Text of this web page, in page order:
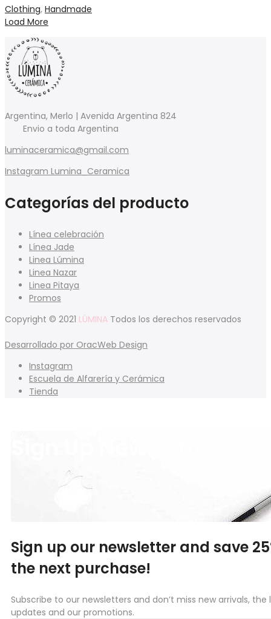
Clothing, Handmade
Load More
Argentina, Merlo | Avenida Argentina 824
Envio a toda Argentina
luminaceramica@gmail.com
Instagram Lumina_Ceramica
Categorías del producto
Línea celebración
Línea Jade
Linea Lúmina
Linea Nazar
Linea Pitaya
Promos
Copyright © 2021 LÚMINA Todos los derechos reservados
Desarrollado por OracWeb Design
Instagram
Escuela de Alfarería y Cerámica
Tienda
Sign up our newsletter and save
the next purchase!
Subscribe to our newsletters and don’t miss new arrivals,
updates and our promotions.